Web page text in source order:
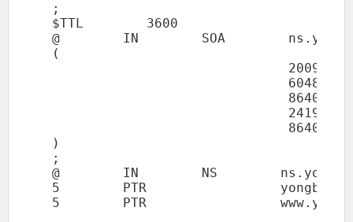
  ;
  $TTL        3600
@        IN        SOA
  (
604800
86400
2419200
86400
  )
  ;
@        IN        NS
5        PTR
5        PTR